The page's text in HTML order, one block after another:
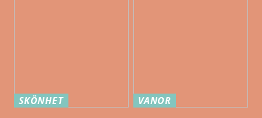
SKÖNHET
VANOR